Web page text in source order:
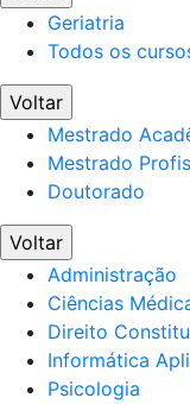
Geriatria
Todos os
Voltar
Mestrado
Mestrado
Doutorado
Voltar
Administração
Ciências
Direito
Informática
Psicologia